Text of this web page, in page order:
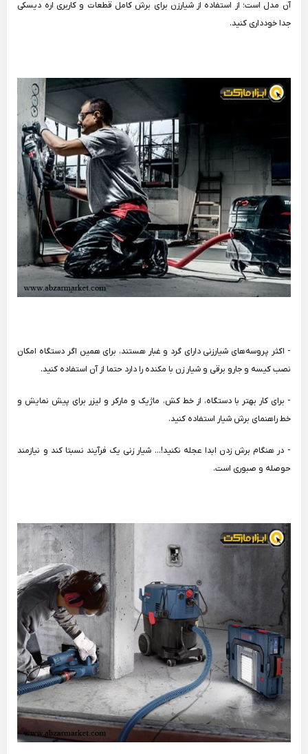
آن مدل است؛ از استفاده از شیارزن برای برش کامل قطعات و کاربری اره دیسکی
جدا خودداری کنید.
- اکثر پروسه‌های شیارزنی دارای گرد و غبار هستند، برای همین اگر دستگاه امکان
نصب کیسه و جارو برقی و شیار زن با مکنده را دارد حتما از آن استفاده کنید.
- برای کار بهتر با دستگاه، از خط کش، ماژیک و مارکر و لیزر برای پیش نمایش و
خط راهنمای برش شیار استفاده کنید.
- در هنگام برش زدن ابدا عجله نکنید!... شیار زنی یک فرآیند نسبتا کند و نیازمند
حوصله و صبوری است.